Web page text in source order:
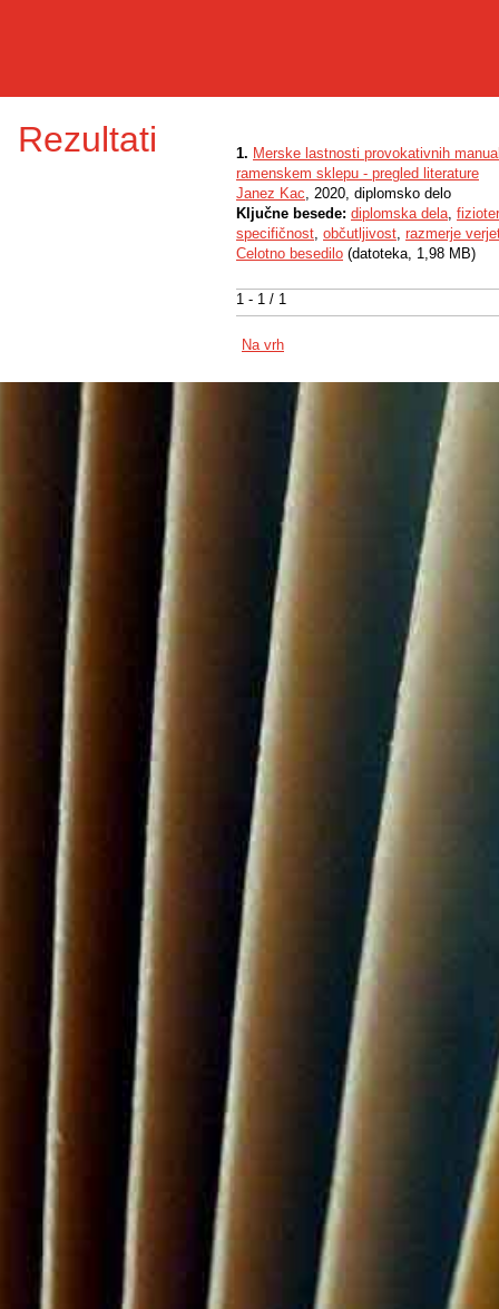
Rezultati
1 - 1 / 1
1. Merske lastnosti provokativnih
ramenskem sklepu - pregled literature
Janez Kac, 2020, diplomsko delo
Ključne besede: diplomska dela,
specifičnost, občutljivost, razmerje
Celotno besedilo (datoteka, 1,98 MB)
Na vrh